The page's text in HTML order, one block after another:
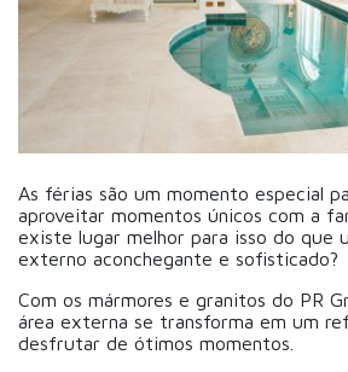
As férias são um momento especial
aproveitar momentos únicos com a
existe lugar melhor para isso do que
externo aconchegante e sofisticado?
Com os mármores e granitos do PR
área externa se transforma em um
desfrutar de ótimos momentos.